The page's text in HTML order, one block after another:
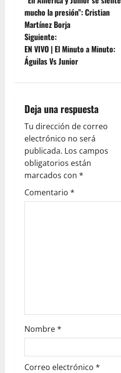
mucho la presión”: Cristian
Martínez Borja
Siguiente:
EN VIVO | El Minuto a Minuto:
Águilas Vs Junior
Deja una respuesta
Tu dirección de correo
electrónico no será
publicada. Los campos
obligatorios están
marcados con *
Comentario *
Nombre*
Correo electrónico *